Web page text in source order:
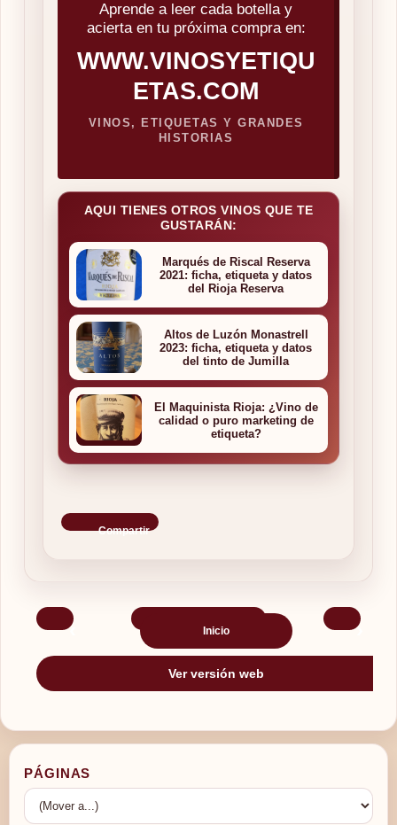
Aprende a leer cada botella y
acierta en tu próxima compra en:
WWW.VINOSYETIQU
ETAS.COM
VINOS, ETIQUETAS Y GRANDES
HISTORIAS
AQUI TIENES OTROS VINOS QUE TE
GUSTARÁN:
Marqués de Riscal Reserva
2021: ficha, etiqueta y datos
del Rioja Reserva
Altos de Luzón Monastrell
2023: ficha, etiqueta y datos
del tinto de Jumilla
El Maquinista Rioja: ¿Vino de
calidad o puro marketing de
etiqueta?
Compartir
‹ ›
Inicio
Ver versión web
PÁGINAS